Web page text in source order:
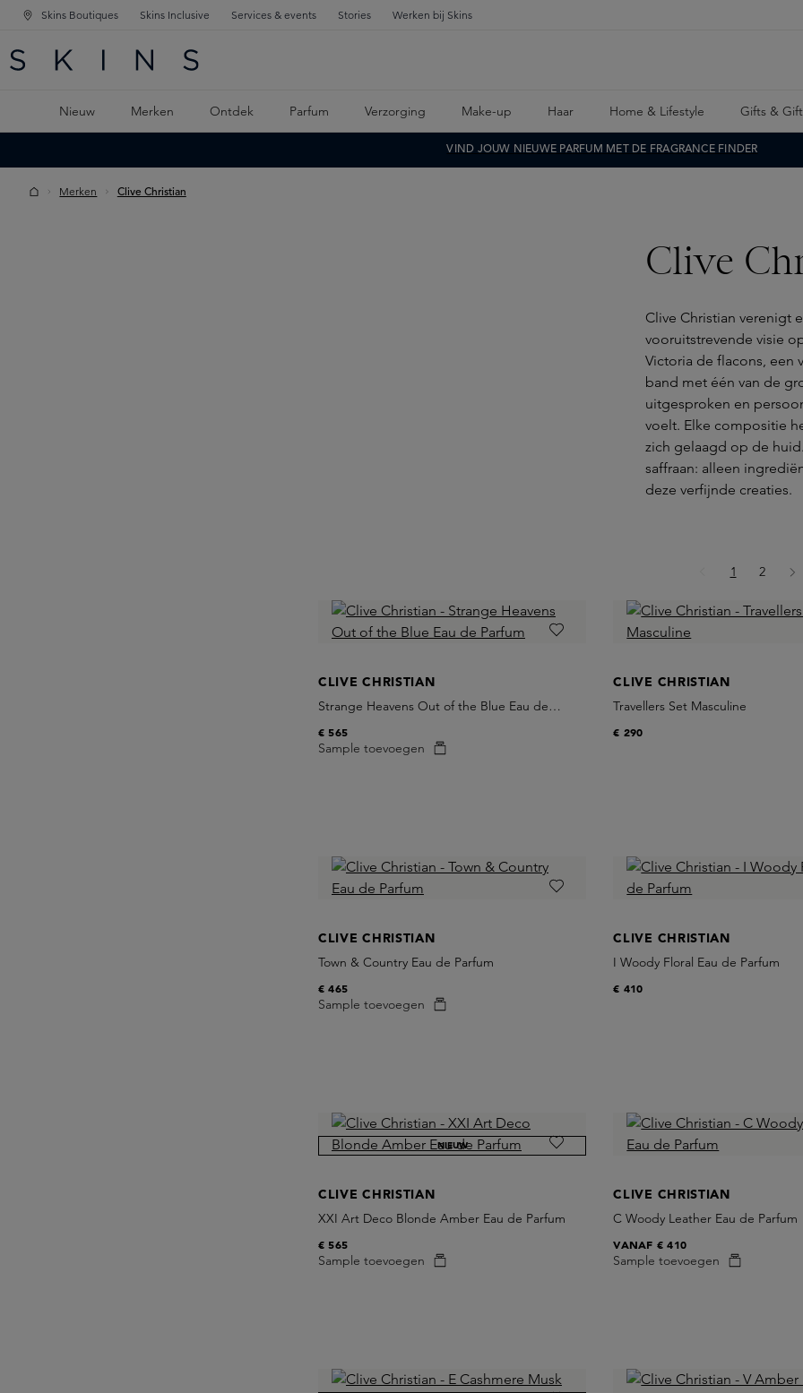
NAVIGATIE
DE HOOFDINHOUD
Skins Boutiques Skins Inclusive Services & events Stories Werken bij Skins
Nieuw Merken Ontdek Parfum Verzorging Make-up Haar Home & Lifestyle Gifts &
VIND JOUW NIEUWE PARFUM MET DE FRAGRANCE FINDER
Merken Clive Christian
Clive
Clive Christian verenigt
vooruitstrevende visie
Victoria de flacons, een
band met één van de
uitgesproken en
voelt. Elke compositie
zich gelaagd op de
saffraan: alleen
deze verfijnde creaties.
Pagina
1 Pagina
2
CLIVE CHRISTIAN
Strange Heavens Out of the Blue Eau de
Sample toevoegen
€ 565
CLIVE CHRISTIAN
Travellers Set Masculine
€ 290
CLIVE CHRISTIAN
Town & Country Eau de Parfum
Sample toevoegen
€ 465
CLIVE CHRISTIAN
I Woody Floral Eau de Parfum
€ 410
NIEUW
CLIVE CHRISTIAN
XXI Art Deco Blonde Amber Eau de Parfum
Sample toevoegen
€ 565
CLIVE CHRISTIAN
C Woody Leather Eau de Parfum
Sample toevoegen
VANAF € 410